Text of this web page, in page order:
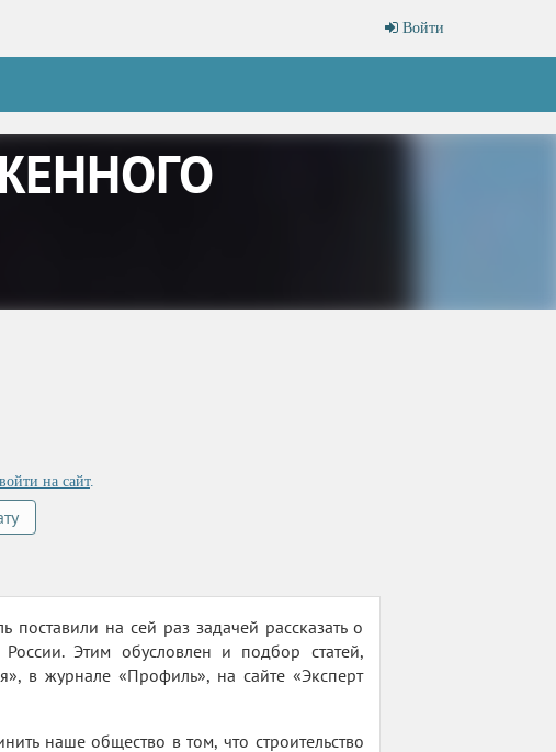
Войти
войти на сайт.
поставили на сей раз задачей рассказать о
Этим обусловлен и подбор статей,
в журнале «Профиль», на сайте «Эксперт
наше общество в том, что строительство